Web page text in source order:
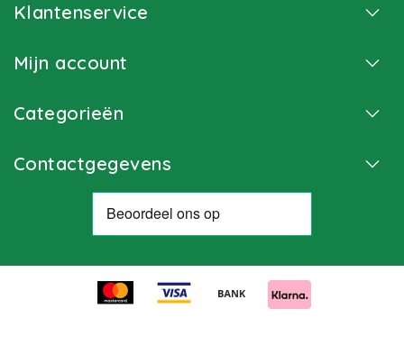
Klantenservice
Mijn account
Categorieën
Contactgegevens